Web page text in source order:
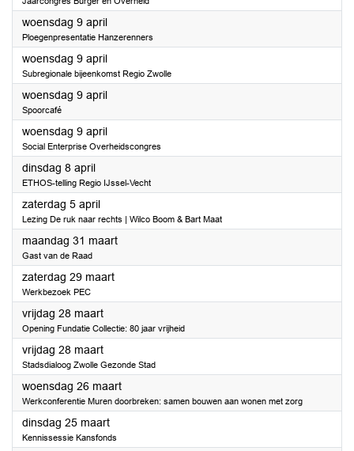
woensdag 9 april2025
Ploegenpresentatie Hanzerenners
woensdag 9 april2025
Subregionale bijeenkomst Regio Zwolle
woensdag 9 april2025
Spoorcafé
woensdag 9 april2025
Social Enterprise Overheidscongres
dinsdag 8 april2025
ETHOS-telling Regio IJssel-Vecht
zaterdag 5 april2025
Lezing De ruk naar rechts | Wilco Boom & Bart Maat
maandag 31 maart2025
Gast van de Raad
zaterdag 29 maart2025
Werkbezoek PEC
vrijdag 28 maart2025
Opening Fundatie Collectie: 80 jaar vrijheid
vrijdag 28 maart2025
Stadsdialoog Zwolle Gezonde Stad
woensdag 26 maart2025
Werkconferentie Muren doorbreken: samen bouwen aan wonen met zorg
dinsdag 25 maart2025
Kennissessie Kansfonds